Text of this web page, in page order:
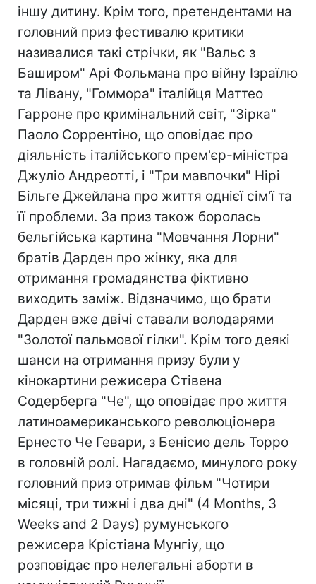
іншу дитину. Крім того, претендентами на
головний приз фестивалю критики
називалися такі стрічки, як "Вальс з
Баширом" Арі Фольмана про війну Ізраїлю
та Лівану, "Гоммора" італійця Маттео
Гарроне про кримінальний світ, "Зірка"
Паоло Соррентіно, що оповідає про
діяльність італійського прем'єр-міністра
Джуліо Андреотті, і "Три мавпочки" Нірі
Більге Джейлана про життя однієї сім'ї та
її проблеми. За приз також боролась
бельгійська картина "Мовчання Лорни"
братів Дарден про жінку, яка для
отримання громадянства фіктивно
виходить заміж. Відзначимо, що брати
Дарден вже двічі ставали володарями
"Золотої пальмової гілки". Крім того деякі
шанси на отримання призу були у
кінокартини режисера Стівена
Содерберга "Че", що оповідає про життя
латиноамериканського революціонера
Ернесто Че Гевари, з Бенісио дель Торро
в головній ролі. Нагадаємо, минулого року
головний приз отримав фільм "Чотири
місяці, три тижні і два дні" (4 Months, 3
Weeks and 2 Days) румунського
режисера Крістіана Мунгіу, що
розповідає про нелегальні аборти в